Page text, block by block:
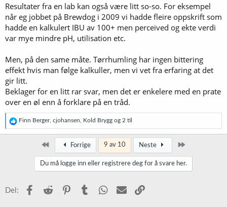
Resultater fra en lab kan også være litt so-so. For eksempel
når eg jobbet på Brewdog i 2009 vi hadde fleire oppskrift som
hadde en kalkulert IBU av 100+ men perceived og ekte verdi
var mye mindre pH, utilisation etc.
Men, på den same måte. Tørrhumling har ingen bittering
effekt hvis man følge kalkuller, men vi vet fra erfaring at det
gir litt.
Beklager for en litt rar svar, men det er enkelere med en prate
over en øl enn å forklare på en tråd.
R
e
a
Finn Berger, cjohansen Kold Brygg og 2 til
Først Forrige 9 av 10 Neste
Du må logge inn eller registrere deg for å svare her.
Del: Facebook
Reddit PinterestTumblr WhatsApp
E-post